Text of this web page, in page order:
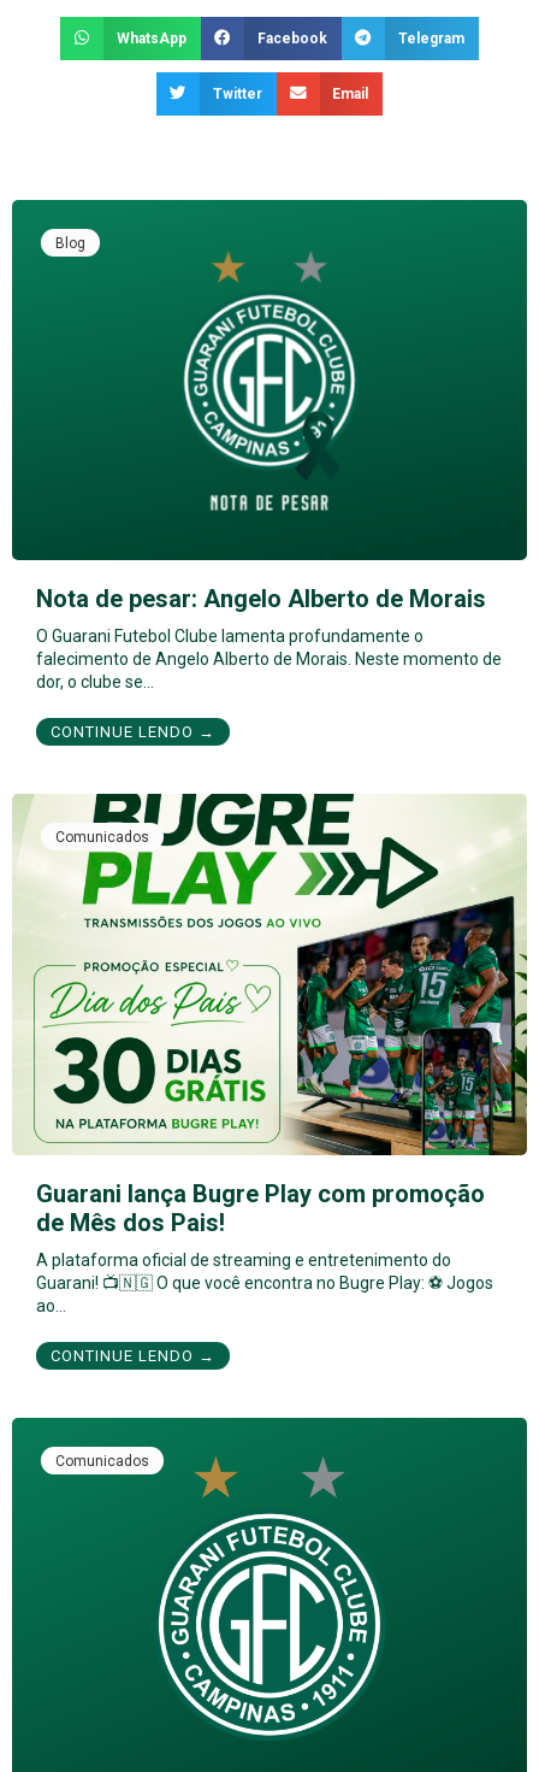
WhatsApp Facebook Telegram
Twitter Email
Blog
Nota de pesar: Angelo Alberto de Morais
O Guarani Futebol Clube lamenta profundamente o
falecimento de Angelo Alberto de Morais. Neste momento de
dor, o clube se…
CONTINUE LENDO →
Comunicados
Guarani lança Bugre Play com promoção
de Mês dos Pais!
A plataforma oficial de streaming e entretenimento do
Guarani! 📺🇳🇬 O que você encontra no Bugre Play: ⚽ Jogos
ao…
CONTINUE LENDO →
Comunicados